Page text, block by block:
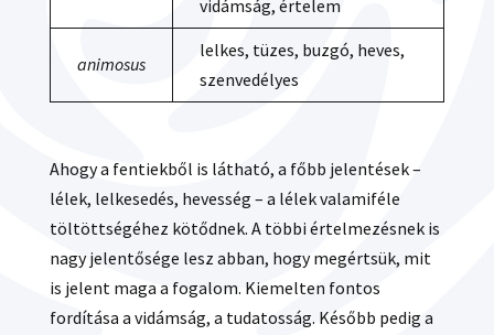
vidámság, értelem
animosus
lelkes, tüzes, buzgó, heves,
szenvedélyes
Ahogy a fentiekből is látható, a főbb jelentések –
lélek, lelkesedés, hevesség – a lélek valamiféle
töltöttségéhez kötődnek. A többi értelmezésnek is
nagy jelentősége lesz abban, hogy megértsük, mit
is jelent maga a fogalom. Kiemelten fontos
fordítása a vidámság, a tudatosság. Később pedig a